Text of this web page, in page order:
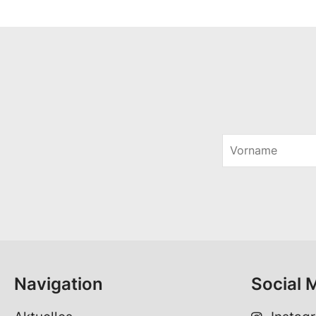
r
*
*
Navigation Social